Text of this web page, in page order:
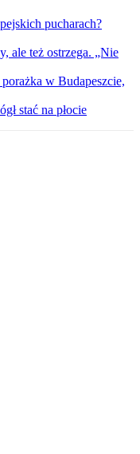
pucharach?
ale też ostrzega. „Nie
w Budapeszcie,
stać na płocie